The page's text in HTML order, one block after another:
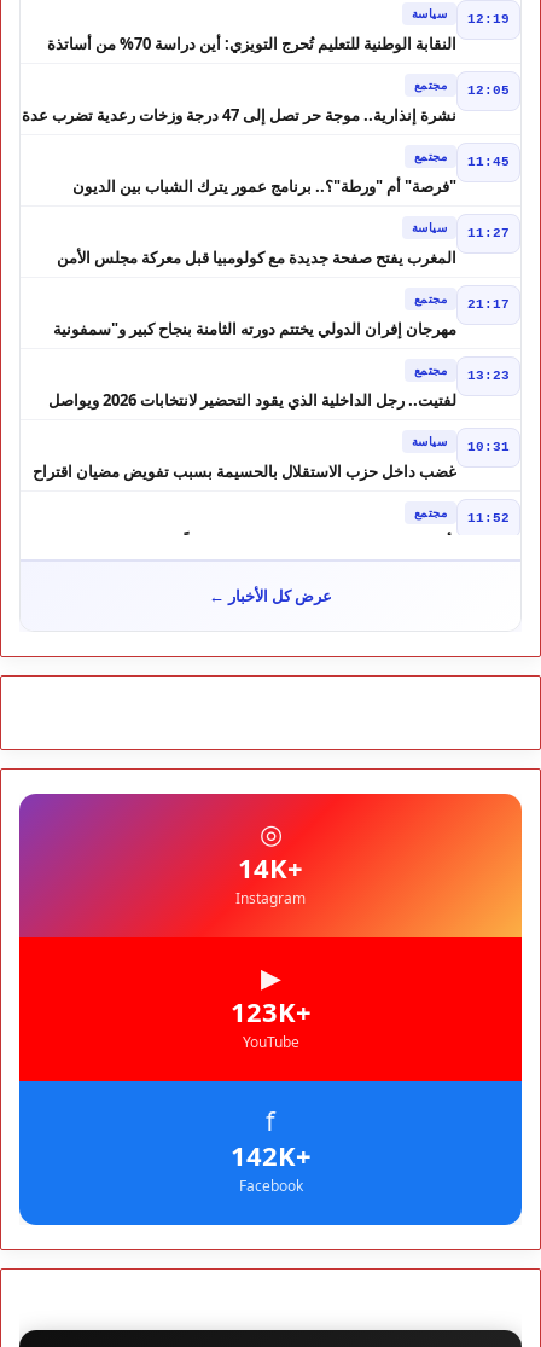
12:19 سياسة
النقابة الوطنية للتعليم تُحرج التويزي: أين دراسة 70% من أساتذة
12:05 مجتمع
نشرة إنذارية.. موجة حر تصل إلى 47 درجة وزخات رعدية تضرب عدة
11:45 مجتمع
"فرصة" أم "ورطة"؟.. برنامج عمور يترك الشباب بين الديون
11:27 سياسة
المغرب يفتح صفحة جديدة مع كولومبيا قبل معركة مجلس الأمن
21:17 مجتمع
مهرجان إفران الدولي يختتم دورته الثامنة بنجاح كبير و"سمفونية
13:23 مجتمع
لفتيت.. رجل الداخلية الذي يقود التحضير لانتخابات 2026 ويواصل
10:31 سياسة
غضب داخل حزب الاستقلال بالحسيمة بسبب تفويض مضيان اقتراح
11:52 مجتمع
تأجيل محاكمة "إسكوبار الصحراء" استئنافياً واستدعاء جميع المتهمين
في حالة سراح
شوكي يعيد وعود الأحرار.. والمغاربة يطالبون بحساب وعود 2021
10:06 مجتمع
كارثة سبتة تتفاقم.. انتشال جثث جديدة واستمرار البحث عن هويات
مجتمع
عرض كل الأخبار ←
◎
+14K
Instagram
▶
+123K
YouTube
f
+142K
Facebook